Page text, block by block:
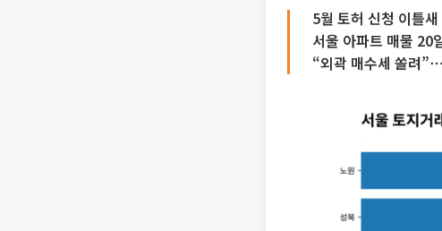
5월 토허 신청 이틀
서울 아파트 매물 20
“외곽 매수세 쏠려